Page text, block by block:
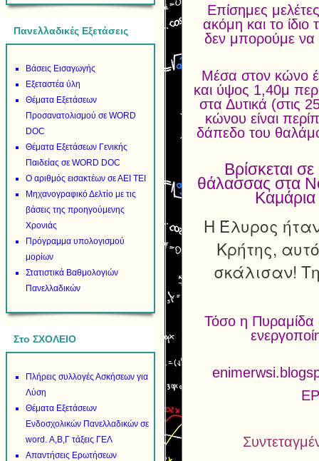
Πανελλαδικές Εξετάσεις
Βάσεις Εισαγωγής
Εξεταστέα ύλη
Θέματα Εξετάσεων
Προσανατολισμού σε WORD
DOC
Θέματα Εξετάσεων Γενικής
Παιδείας σε WORD DOC
Ο αριθμός εισακτέων σε ΑΕΙ ΤΕΙ
Μηχανογραφικό Δελτίο με τις
βάσεις της προηγούμενης
Χρονιάς
Πρόγραμμα υπολογισμού
μορίων
Στατιστικά Βαθμολογιών
Πανελλαδικών
Στο ΣΧΟΛΕΙΟ
Πλήρεις συλλογές Ασκήσεων για
Λύση
Θέματα Εξετάσεων
Ενδοσχολικών Πανελλαδικών σε
word. Α,Β,Γ τάξεις ΓΕΛ
Απαντήσεις Ερωτήσεων
Επίσημες
ακόμη και το
δεν μπορούμε να
Μέσα στον κώνο
και ύψος 1,40μ
στα Δυτικά (στις
κώνου είναι
δάπεδο του
Βρίσκεται
θάλασσας στα
Η Έλυρος
Κρήτης,
σκάλισαν!
Τόσο η Πυραμίδα